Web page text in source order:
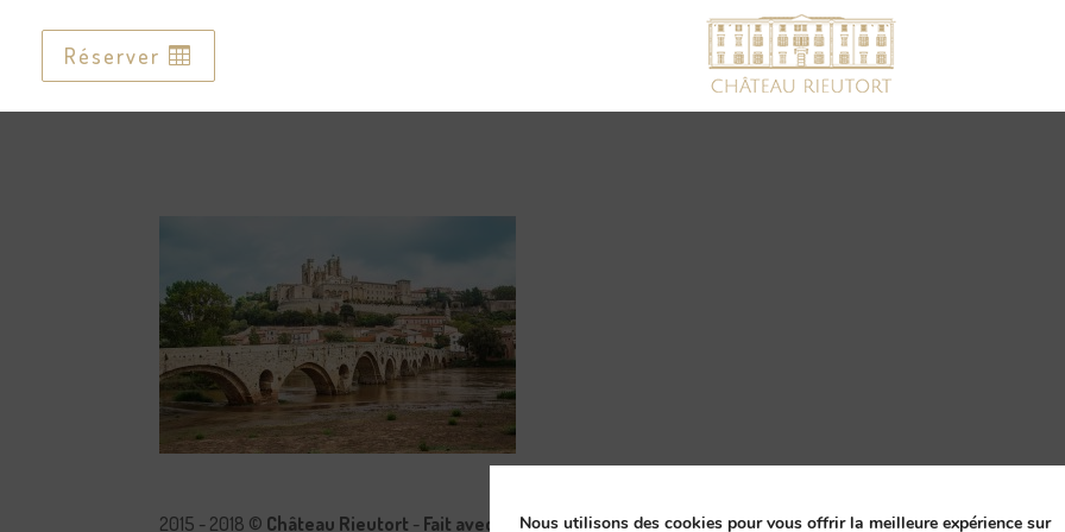
Réserver
2015 - 2018 © Château Rieutort - Fait avec passion par Comtrast
Nous utilisons des cookies pour vous offrir la meilleure expérience sur